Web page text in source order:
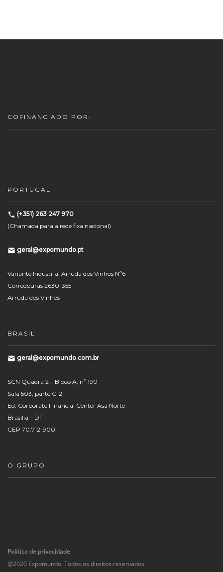
COFINANCIADO POR:
PORTUGAL
(+351) 263 247 970
(Chamada para a rede fixa nacional)
geral@expomundo.pt
Variante Industrial Arruda dos Vinhos Nº6
Corredouras 2630-355
Arruda dos Vinhos
BRASIL
geral@expomundo.com.br
SCN Quadra 2 – Bloco A, nº 190
Sala 503, parte C-2
Ed. Corporate Financial Center Asa Norte
Brasília – DF
CEP 70.712-900
O GRUPO
Política de privacidade
@2020 Expomundo. Todos os direitos reservados.